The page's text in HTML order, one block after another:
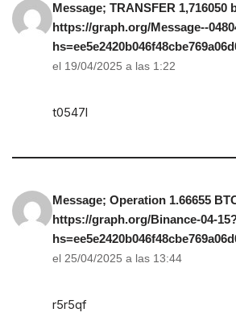
Message; TRANSFER
https://graph.org/Message--
el 19/04/2025 a las 1:22
t0547l
Message; Operation 1.66655
https://graph.org/Binance-04-
el 25/04/2025 a las 13:44
r5r5qf